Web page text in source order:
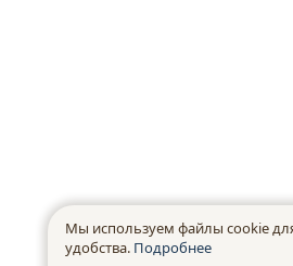
Мы используем файлы cookie
удобства. Подробнее